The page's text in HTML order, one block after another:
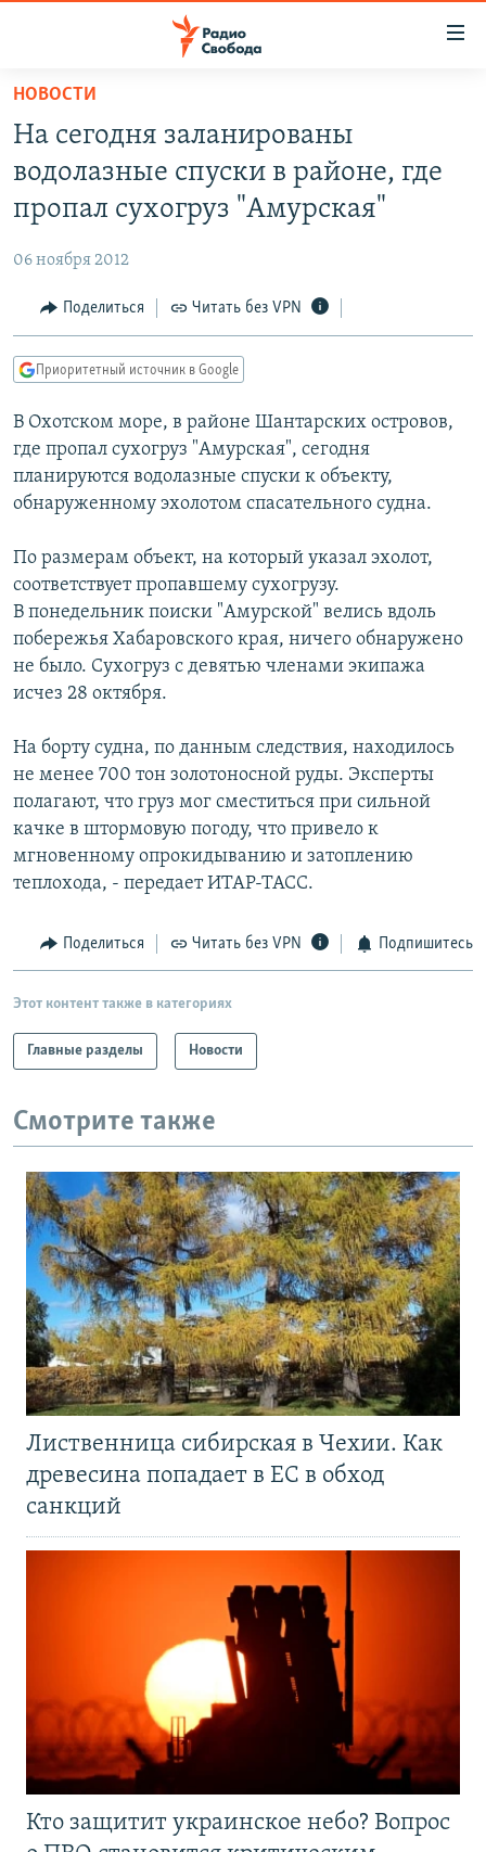
упрощенного
доступа
основному
Вернутся
Вернутся
поиску
ПОДКАСТЫ
АВТОРСКИЕ ПРОЕКТЫ
МНЕНИЯ
КУЛЬТУРА
КАВКАЗ.РЕАЛИИ
СЕВЕР.РЕАЛИИ
СИБИРЬ.РЕАЛИИ
РАСПИСАНИЕ ВЕЩАНИЯ
ПОДПИШИТЕСЬ НА РАССЫЛКУ
СОЦИАЛЬНЫЕ СЕТИ
Все сайты РСЕ/РС
НОВОСТИ
На сегодня заланированы
водолазные спуски в районе, где
пропал сухогруз "Амурская"
06 ноября 2012
Поделиться Читать без VPN
Приоритетный источник в Google
В Охотском море, в районе Шантарских островов,
где пропал сухогруз "Амурская", сегодня
планируются водолазные спуски к объекту,
обнаруженному эхолотом спасательного судна.
По размерам объект, на который указал эхолот,
соответствует пропавшему сухогрузу.
В понедельник поиски "Амурской" велись вдоль
побережья Хабаровского края, ничего обнаружено
не было. Сухогруз с девятью членами экипажа
исчез 28 октября.
На борту судна, по данным следствия, находилось
не менее 700 тон золотоносной руды. Эксперты
полагают, что груз мог сместиться при сильной
качке в штормовую погоду, что привело к
мгновенному опрокидыванию и затоплению
теплохода, - передает ИТАР-ТАСС.
Поделиться Читать без VPN Подпишитесь
Этот контент также в категориях
Главные разделы Новости
Смотрите также
Лиственница сибирская в Чехии. Как
древесина попадает в ЕС в обход
санкций
Кто защитит украинское небо? Вопрос